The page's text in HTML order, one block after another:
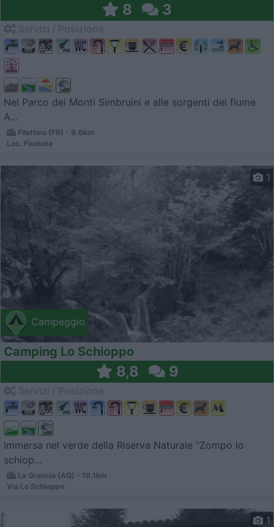
8 3
Nel Parco dei Monti Simbruini e alle sorgenti del fiume
A...
Filettino (FR) - 9.6km
Loc. Fiumata
Campeggio
1
Camping Lo Schioppo
8,8 9
Immersa nel verde della Riserva Naturale "Zompo lo
schiop...
La Grancia (AQ) - 10.1km
Via Lo Schioppo
1